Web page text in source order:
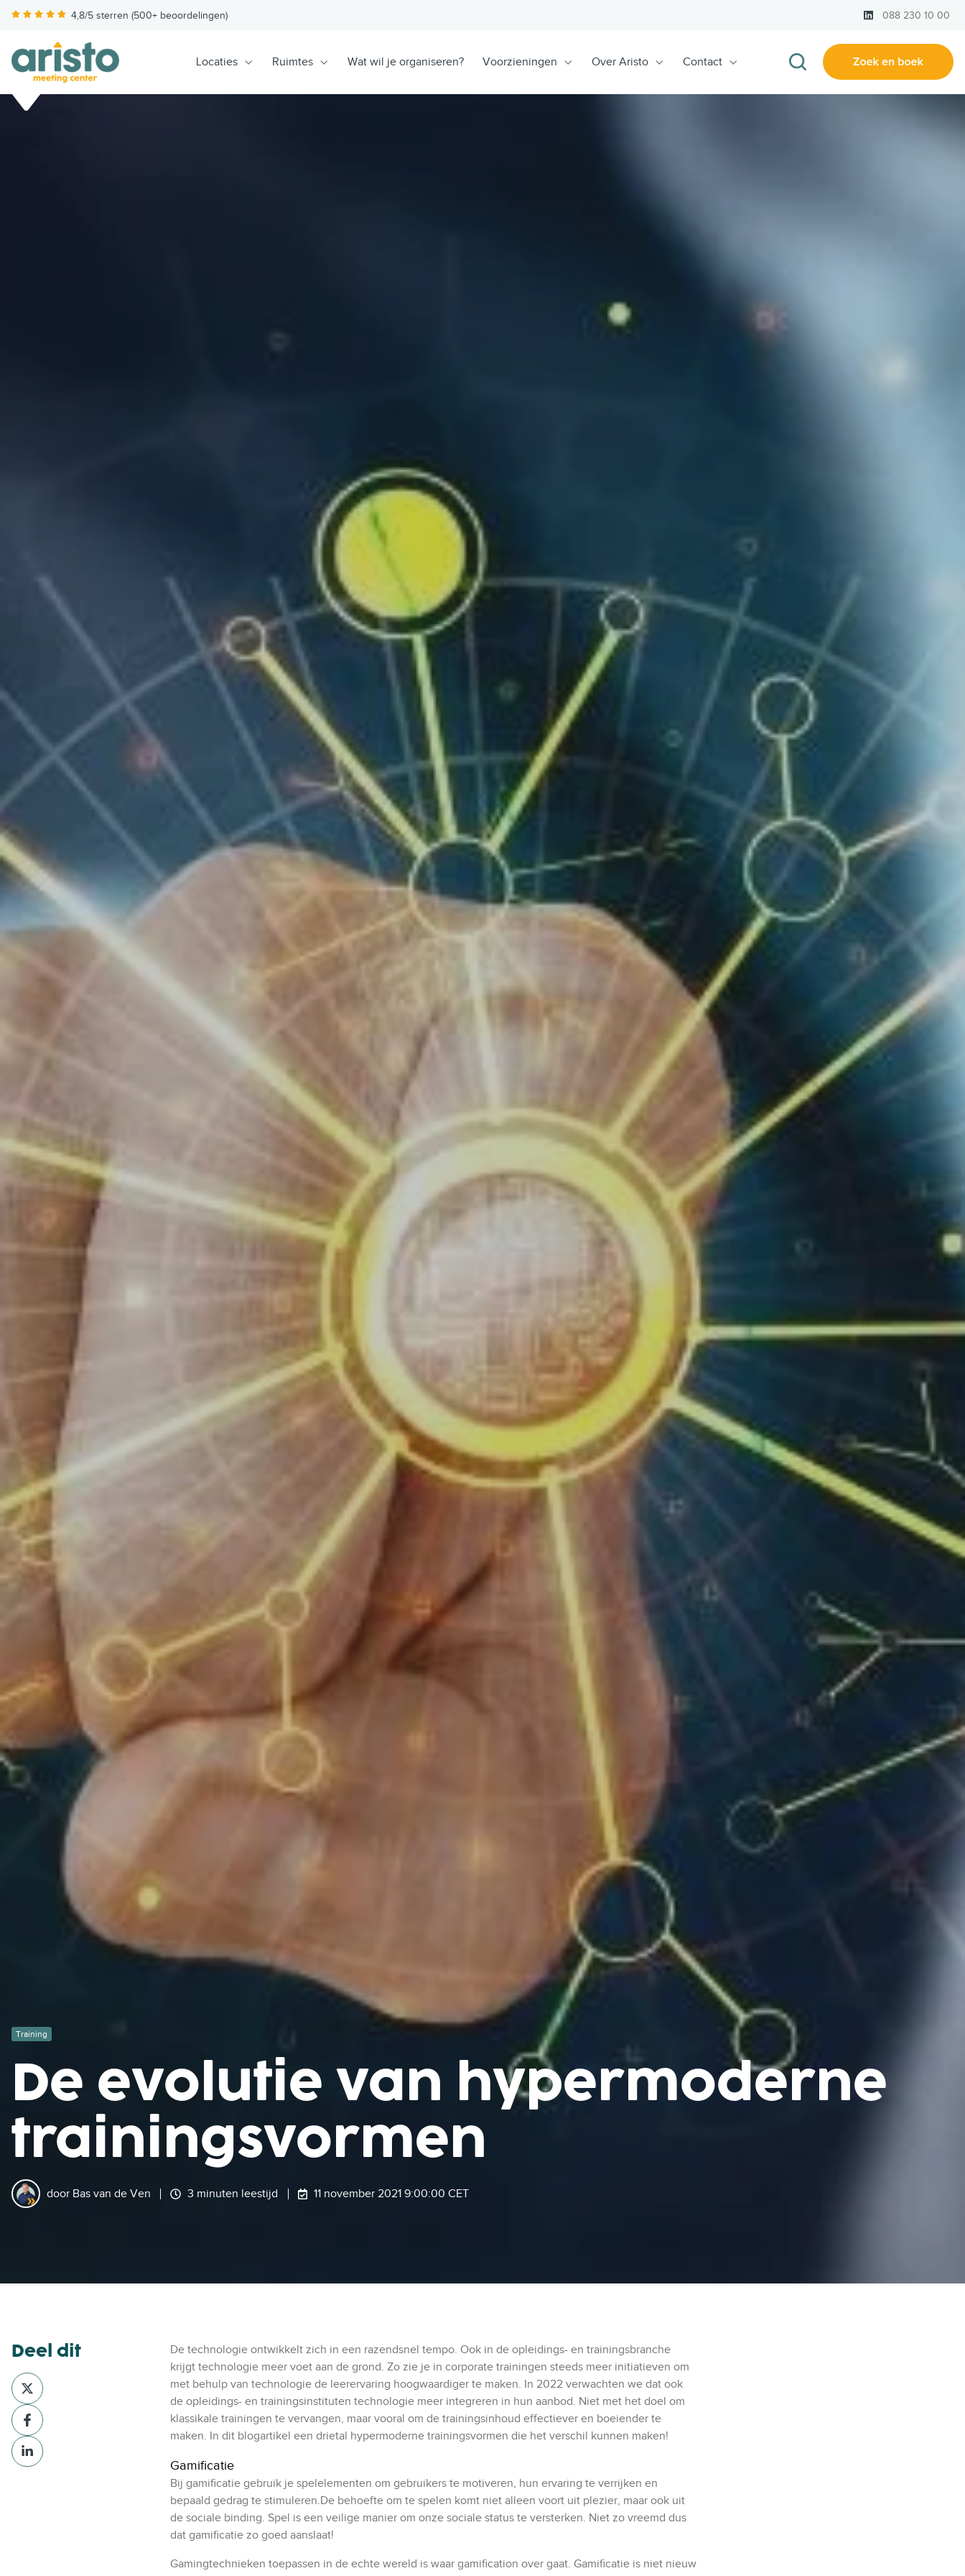
4,8/5 sterren (500+ beoordelingen) LinkedIn 088 230 10 00
Locaties Ruimtes Wat wil je organiseren? Voorzieningen Over Aristo Contact
Training
De evolutie van hypermoderne
trainingsvormen
door Bas van de Ven 3 minuten leestijd 11 november 2021 9:00:00 CET
De technologie ontwikkelt zich in een razendsnel tempo. Ook in de opleidings- en trainingsbranche
krijgt technologie meer voet aan de grond. Zo zie je in corporate trainingen steeds meer initiatieven om
met behulp van technologie de leerervaring hoogwaardiger te maken. In 2022 verwachten we dat ook
de opleidings- en trainingsinstituten technologie meer integreren in hun aanbod. Niet met het doel om
klassikale trainingen te vervangen, maar vooral om de trainingsinhoud effectiever en boeiender te
maken. In dit blogartikel een drietal hypermoderne trainingsvormen die het verschil kunnen maken!
Gamificatie
Bij gamificatie gebruik je spelelementen om gebruikers te motiveren, hun ervaring te verrijken en
bepaald gedrag te stimuleren.De behoefte om te spelen komt niet alleen voort uit plezier, maar ook uit
de sociale binding. Spel is een veilige manier om onze sociale status te versterken. Niet zo vreemd dus
dat gamificatie zo goed aanslaat!
Gamingtechnieken toepassen in de echte wereld is waar gamification over gaat. Gamificatie is niet nieuw
Deel dit
D
e
e
l
v
D
e
e
l
D
e